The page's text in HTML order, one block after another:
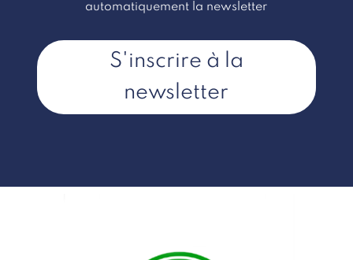
automatiquement la newsletter
S'inscrire à la
newsletter